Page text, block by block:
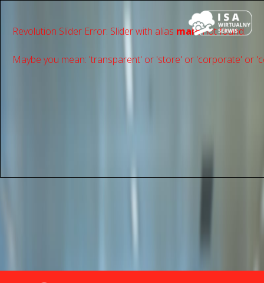
Revolution Slider Error: Slider with alias mainnot found.
Maybe you mean: 'transparent' or 'store' or 'сorporate' or